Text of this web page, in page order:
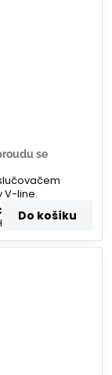
se
V-line.
Do košíku